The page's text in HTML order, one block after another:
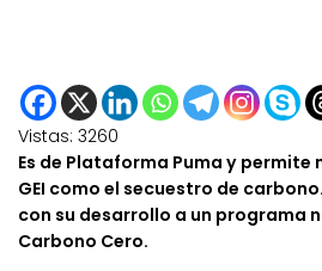
Vistas: 3260
Es de Plataforma Puma y permite
GEI como el secuestro de
con su desarrollo a un programa
Carbono Cero.